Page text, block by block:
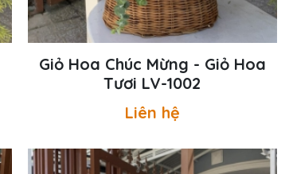
Giỏ Hoa Chúc Mừng - Giỏ Hoa
Tươi LV-1002
Liên hệ